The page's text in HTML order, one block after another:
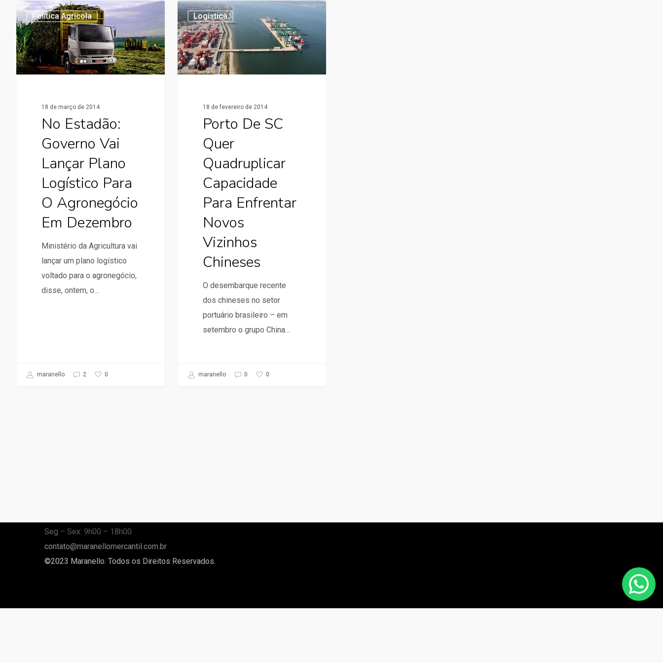
Política Agrícola
18 de março de 2014
No Estadão:
Governo Vai
Lançar Plano
Logístico Para
O Agronegócio
Em Dezembro
Ministério da Agricultura vai
lançar um plano logístico
voltado para o agronegócio,
disse, ontem, o…
maranello 2 0
Logística
18 de fevereiro de 2014
Porto De SC
Quer
Quadruplicar
Capacidade
Para Enfrentar
Novos
Vizinhos
Chineses
O desembarque recente
dos chineses no setor
portuário brasileiro – em
setembro o grupo China…
maranello 0 0
Seg – Sex: 9h00 – 18h00
contato@maranellomercantil.com.br
©2023 Maranello. Todos os Direitos Reservados.